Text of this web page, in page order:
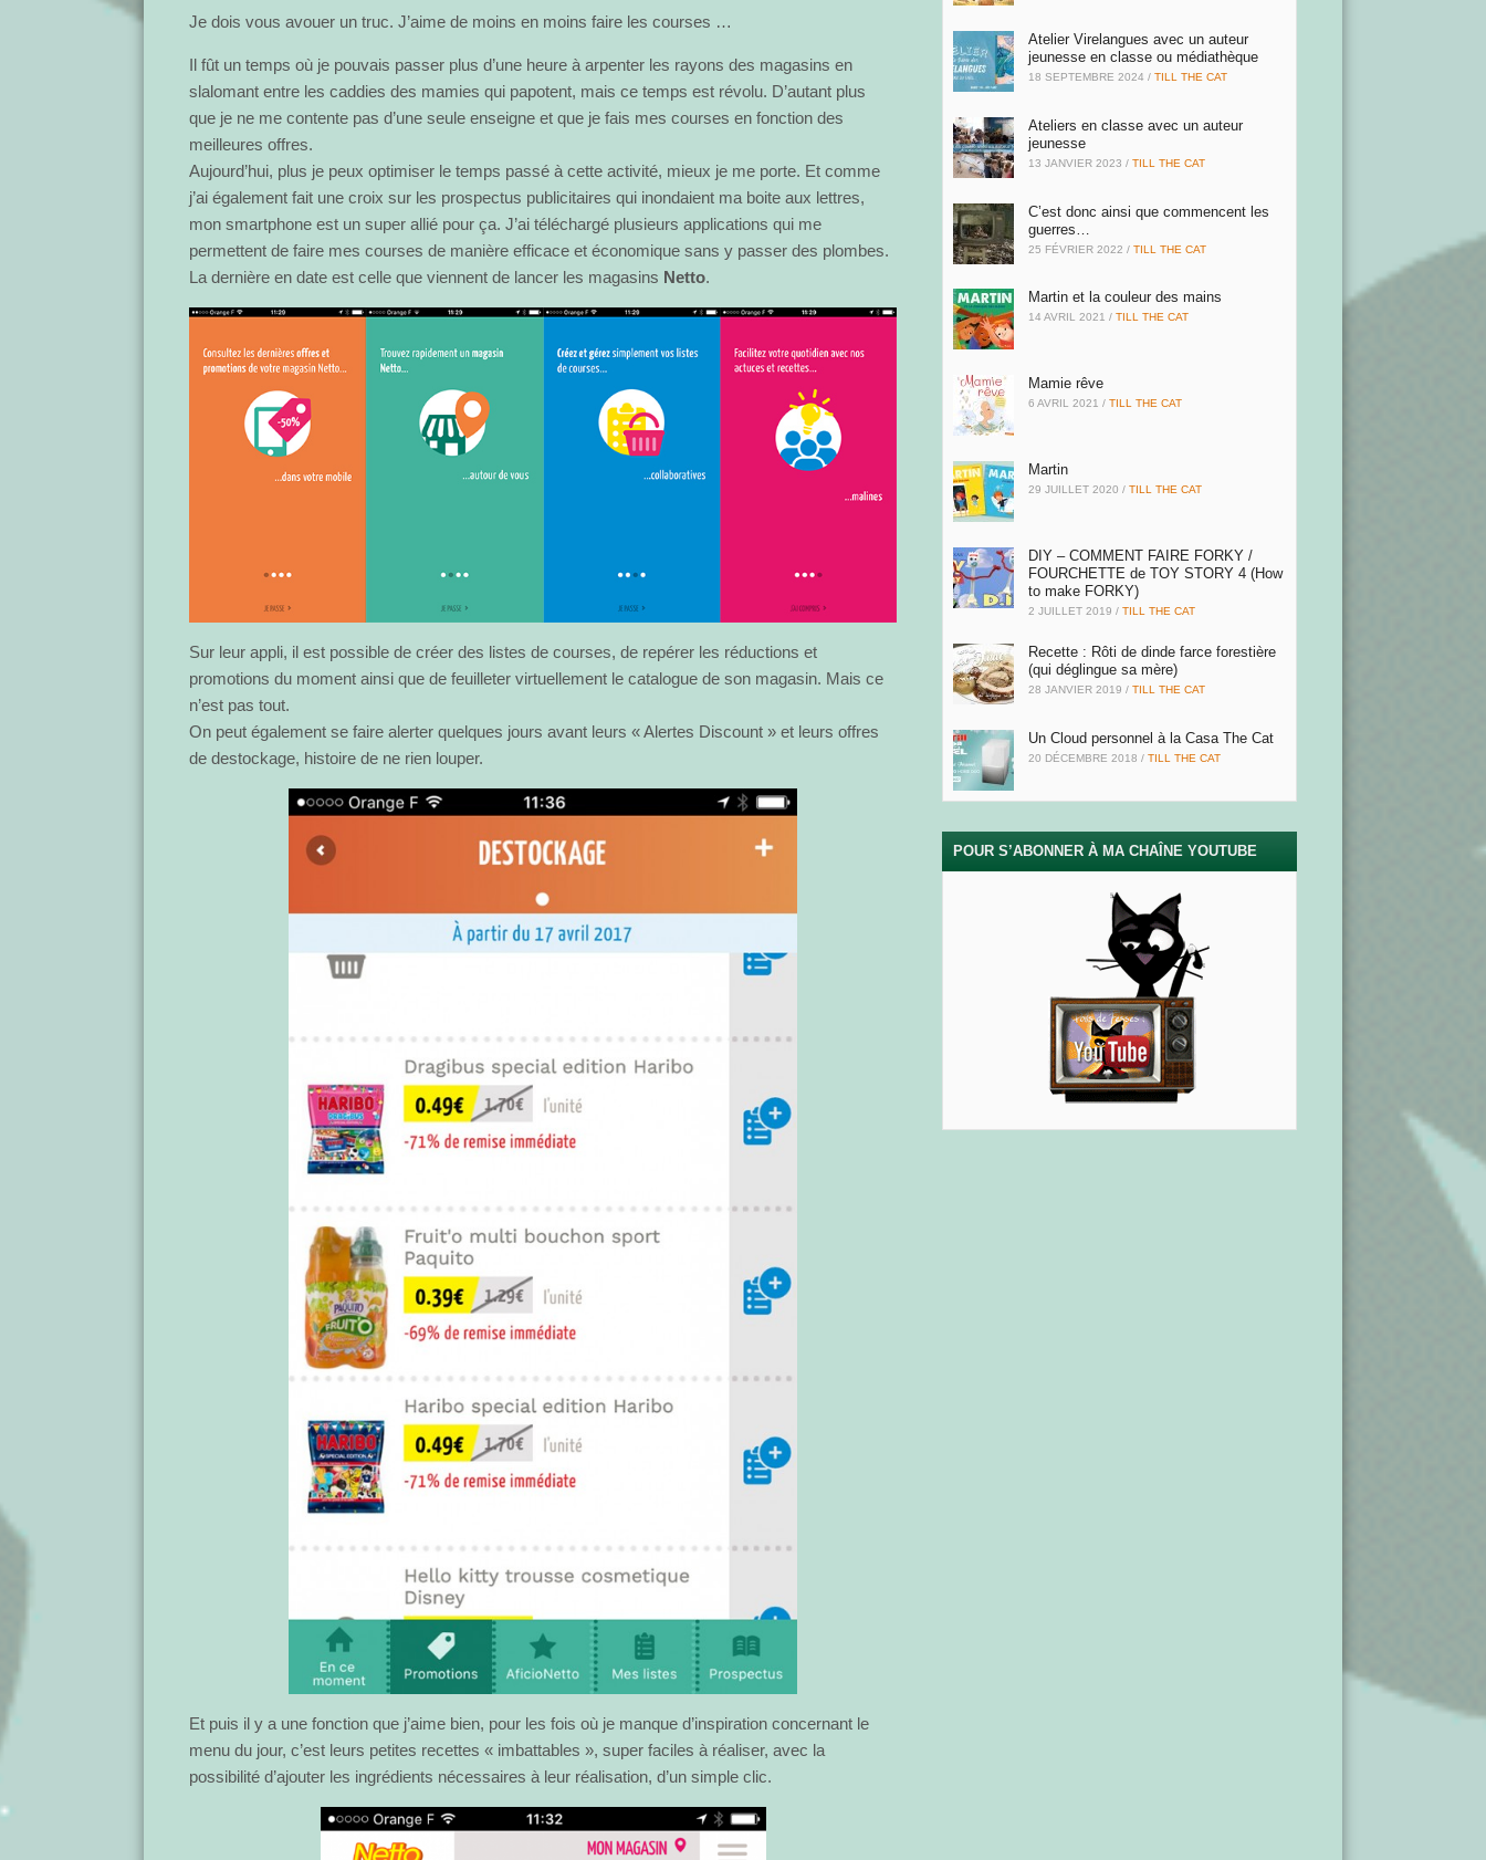
Je dois vous avouer un truc. J’aime de moins en moins faire les courses …
Il fût un temps où je pouvais passer plus d’une heure à arpenter les rayons des magasins en
slalomant entre les caddies des mamies qui papotent, mais ce temps est révolu. D’autant plus
que je ne me contente pas d’une seule enseigne et que je fais mes courses en fonction des
meilleures offres.
Aujourd’hui, plus je peux optimiser le temps passé à cette activité, mieux je me porte. Et comme
j’ai également fait une croix sur les prospectus publicitaires qui inondaient ma boite aux lettres,
mon smartphone est un super allié pour ça. J’ai téléchargé plusieurs applications qui me
permettent de faire mes courses de manière efficace et économique sans y passer des plombes.
La dernière en date est celle que viennent de lancer les magasins Netto.
Sur leur appli, il est possible de créer des listes de courses, de repérer les réductions et
promotions du moment ainsi que de feuilleter virtuellement le catalogue de son magasin. Mais ce
n’est pas tout.
On peut également se faire alerter quelques jours avant leurs « Alertes Discount » et leurs offres
de destockage, histoire de ne rien louper.
Et puis il y a une fonction que j’aime bien, pour les fois où je manque d’inspiration concernant le
menu du jour, c’est leurs petites recettes « imbattables », super faciles à réaliser, avec la
possibilité d’ajouter les ingrédients nécessaires à leur réalisation, d’un simple clic.
Atelier Virelangues avec un auteur
jeunesse en classe ou médiathèque
18 SEPTEMBRE 2024 /TILL THE CAT
Ateliers en classe avec un auteur
jeunesse
13 JANVIER 2023 /TILL THE CAT
C’est donc ainsi que commencent les
guerres…
25 FÉVRIER 2022 /TILL THE CAT
Martin et la couleur des mains
14 AVRIL 2021 /TILL THE CAT
Mamie rêve
6 AVRIL 2021 /TILL THE CAT
Martin
29 JUILLET 2020 /TILL THE CAT
DIY – COMMENT FAIRE FORKY /
FOURCHETTE de TOY STORY 4 (How
to make FORKY)
2 JUILLET 2019 /TILL THE CAT
Recette : Rôti de dinde farce forestière
(qui déglingue sa mère)
28 JANVIER 2019 /TILL THE CAT
Un Cloud personnel à la Casa The Cat
20 DÉCEMBRE 2018 /TILL THE CAT
POUR S’ABONNER À MA CHAÎNE YOUTUBE